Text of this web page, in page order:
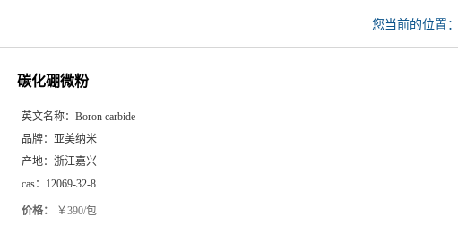
您当前的位置：
碳化硼微粉
英文名称： Boron carbide
品牌： 亚美纳米
产地： 浙江嘉兴
cas： 12069-32-8
价格： ￥390/包